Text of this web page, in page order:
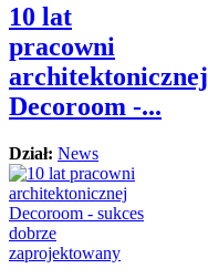
10 lat
pracowni
architektonicznej
Decoroom -...
Dział: News